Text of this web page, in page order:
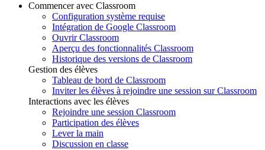
Commencer avec Classroom
Configuration système requise
Intégration de Google Classroom
Ouvrir Classroom
Aperçu des fonctionnalités Classroom
Historique des versions de Classroom
Gestion des élèves
Tableau de bord de Classroom
Inviter les élèves à rejoindre une session sur Classroom
Interactions avec les élèves
Rejoindre une session Classroom
Participation des élèves
Lever la main
Discussion en classe